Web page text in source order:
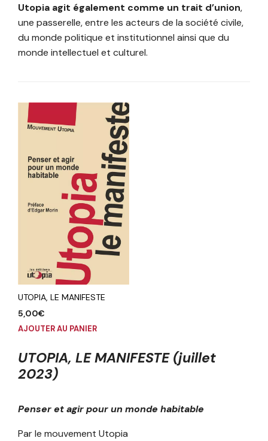
Utopia agit également comme un trait d’union,
une passerelle, entre les acteurs de la société civile,
du monde politique et institutionnel ainsi que du
monde intellectuel et culturel.
UTOPIA, LE MANIFESTE
5,00€
AJOUTER AU PANIER
UTOPIA, LE MANIFESTE (juillet
2023)
Penser et agir pour un monde habitable
Par le mouvement Utopia